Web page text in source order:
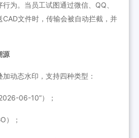
为。当员工试图通过微信、QQ、
CAD文件时，传输会被自动拦截，并
源
动态水印，支持四种类型：
06-10”）；
）；